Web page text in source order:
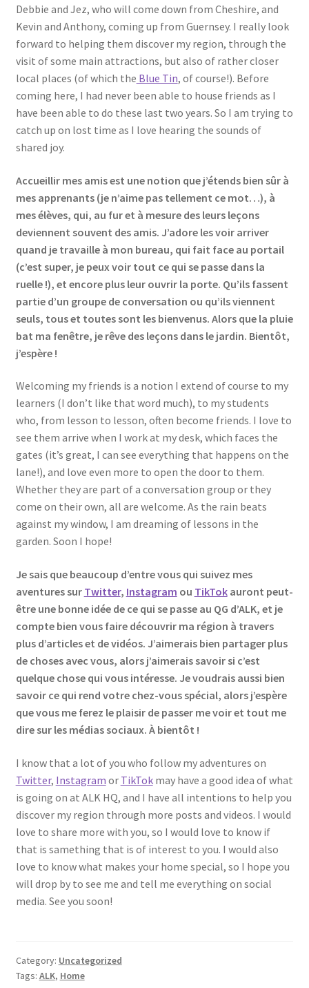
Debbie and Jez, who will come down from Cheshire, and
Kevin and Anthony, coming up from Guernsey. I really look
forward to helping them discover my region, through the
visit of some main attractions, but also of rather closer
local places (of which the Blue Tin, of course!). Before
coming here, I had never been able to house friends as I
have been able to do these last two years. So I am trying to
catch up on lost time as I love hearing the sounds of
shared joy.
Accueillir mes amis est une notion que j’étends bien sûr à
mes apprenants (je n’aime pas tellement ce mot…), à
mes élèves, qui, au fur et à mesure des leurs leçons
deviennent souvent des amis. J’adore les voir arriver
quand je travaille à mon bureau, qui fait face au portail
(c’est super, je peux voir tout ce qui se passe dans la
ruelle !), et encore plus leur ouvrir la porte. Qu’ils fassent
partie d’un groupe de conversation ou qu’ils viennent
seuls, tous et toutes sont les bienvenus. Alors que la pluie
bat ma fenêtre, je rêve des leçons dans le jardin. Bientôt,
j’espère !
Welcoming my friends is a notion I extend of course to my
learners (I don’t like that word much), to my students
who, from lesson to lesson, often become friends. I love to
see them arrive when I work at my desk, which faces the
gates (it’s great, I can see everything that happens on the
lane!), and love even more to open the door to them.
Whether they are part of a conversation group or they
come on their own, all are welcome. As the rain beats
against my window, I am dreaming of lessons in the
garden. Soon I hope!
Je sais que beaucoup d’entre vous qui suivez mes
aventures sur Twitter, Instagram ou TikTokauront peut-
être une bonne idée de ce qui se passe au QG d’ALK, et je
compte bien vous faire découvrir ma région à travers
plus d’articles et de vidéos. J’aimerais bien partager plus
de choses avec vous, alors j’aimerais savoir si c’est
quelque chose qui vous intéresse. Je voudrais aussi bien
savoir ce qui rend votre chez-vous spécial, alors j’espère
que vous me ferez le plaisir de passer me voir et tout me
dire sur les médias sociaux. À bientôt !
I know that a lot of you who follow my adventures on
Twitter, Instagram or TikTokmay have a good idea of what
is going on at ALK HQ, and I have all intentions to help you
discover my region through more posts and videos. I would
love to share more with you, so I would love to know if
that is samething that is of interest to you. I would also
love to know what makes your home special, so I hope you
will drop by to see me and tell me everything on social
media. See you soon!
Category: Uncategorized
Tags: ALK, Home